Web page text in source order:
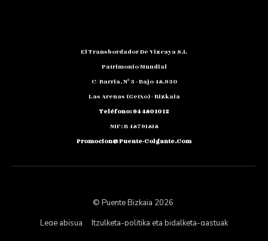
El Transbordador De Vizcaya S.L
Patrimonio Mundial
C/ Barria, Nº 3 - Bajo 48.930
Las Arenas (Getxo) - Bizkaia
Teléfono: 94 480 10 12
NIF: B 48791818
Promocion@puente-Colgante.com
© Puente Bizkaia 2026
Lege abisua
Itzulketa-politika eta bidalketa-gastuak